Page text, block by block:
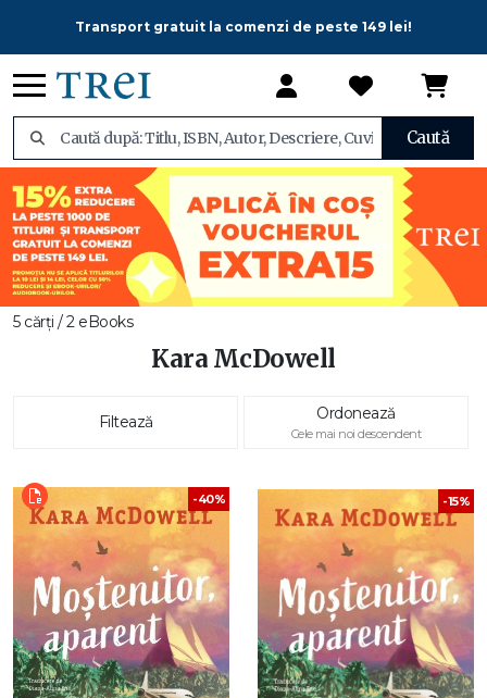
Transport gratuit la comenzi de peste 149 lei!
Caută
5 cărți / 2 eBooks
Kara McDowell
Filtează Ordonează
Cele mai noi descendent
-40% -15%